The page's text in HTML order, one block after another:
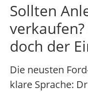
Sollten
doch der
Die neusten
klare Sprache: